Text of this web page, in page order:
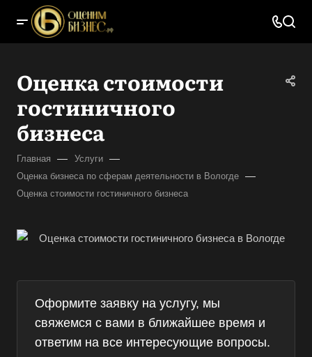
Оценка стоимости
гостиничного
бизнеса
Главная — Услуги —
Оценка бизнеса по сферам деятельности в Вологде —
Оценка стоимости гостиничного бизнеса
Оформите заявку на услугу, мы
свяжемся с вами в ближайшее время и
ответим на все интересующие вопросы.